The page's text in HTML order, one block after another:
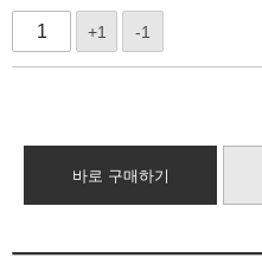
+1 -1
바로 구매하기